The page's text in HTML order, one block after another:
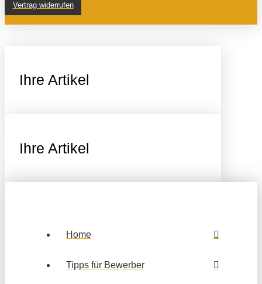
Vertrag widerrufen
Ihre Artikel
Ihre Artikel
Home
Tipps für Bewerber